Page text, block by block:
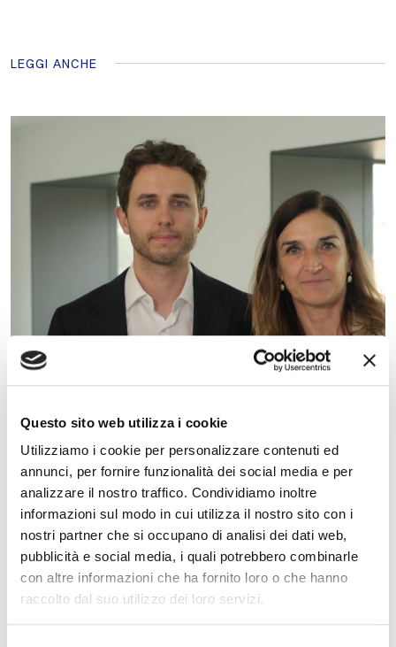
Questo sito web utilizza i cookie
Utilizziamo i cookie per personalizzare contenuti ed
annunci, per fornire funzionalità dei social media e per
analizzare il nostro traffico. Condividiamo inoltre
informazioni sul modo in cui utilizza il nostro sito con i
nostri partner che si occupano di analisi dei dati web,
pubblicità e social media, i quali potrebbero combinarle
con altre informazioni che ha fornito loro o che hanno
raccolto dal suo utilizzo dei loro servizi.
LEGGI ANCHE
Analisi EGM – 2026 YTD
Il quadro è duplice: i fondamentali delle società
tengono, ma i flussi di quotazione continuano a
deteriorarsi e la liquidità resta strutturalmente debole